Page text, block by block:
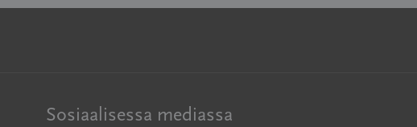
Sosiaalisessa mediassa